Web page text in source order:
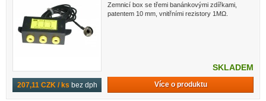
207,11 CZK / ks bez dph
Zemnicí box se třemi banánkovými zdířkami,
patentem 10 mm, vnitřními rezistory 1MΩ.
SKLADEM
Více o produktu